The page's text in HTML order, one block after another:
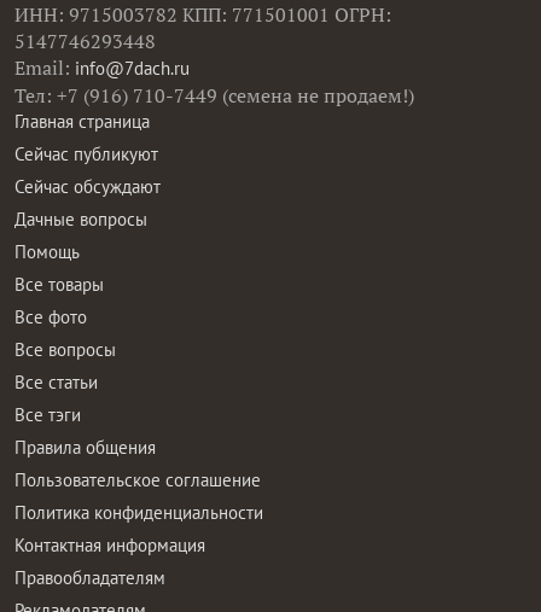
ИНН: 9715003782 КПП: 771501001 ОГРН:
5147746293448
Email: info@7dach.ru
Тел: +7 (916) 710-7449 (семена не продаем!)
Главная страница
Сейчас публикуют
Сейчас обсуждают
Дачные вопросы
Помощь
Все товары
Все фото
Все вопросы
Все статьи
Все тэги
Правила общения
Пользовательское соглашение
Политика конфиденциальности
Контактная информация
Правообладателям